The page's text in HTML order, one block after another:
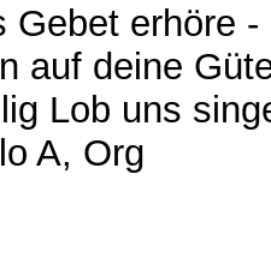
Gebet erhöre
auf deine
Lob uns
A, Org